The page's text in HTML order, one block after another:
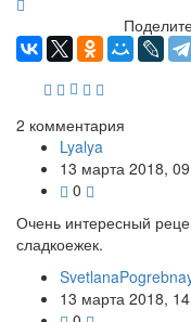
2 комментария
Lyalya
13 марта 2018,
0
Очень интересный
сладкоежек.
13 марта 2018,